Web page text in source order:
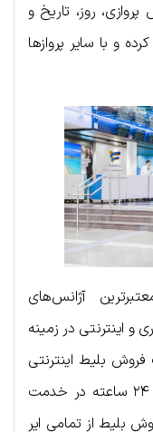
پروازی، روز، تاریخ و
و با سایر پروازها
آژانس‌های
اینترنتی در زمینه
بلیط اینترنتی
با پشتیبانی ۲۴ ساعته در خدمت
بلیط از تمامی ایر